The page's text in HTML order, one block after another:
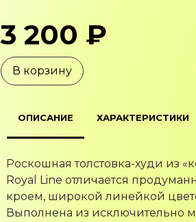
3 200 ₽
В корзину
ОПИСАНИЕ ХАРАКТЕРИСТИКИ
Роскошная толстовка-худи из
Royal Line отличается
кроем, широкой линейкой
Выполнена из исключительно